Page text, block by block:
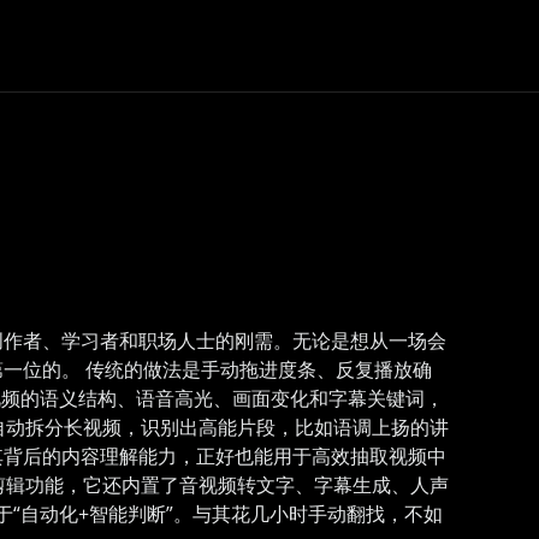
者、学习者和职场人士的刚需。无论是想从一场会
位的。 传统的做法是手动拖进度条、反复播放确
的语义结构、语音高光、画面变化和字幕关键词，
拆分长视频，识别出高能片段，比如语调上扬的讲
后的内容理解能力，正好也能用于高效抽取视频中
功能，它还内置了音视频转文字、字幕生成、人声
自动化+智能判断”。与其花几小时手动翻找，不如